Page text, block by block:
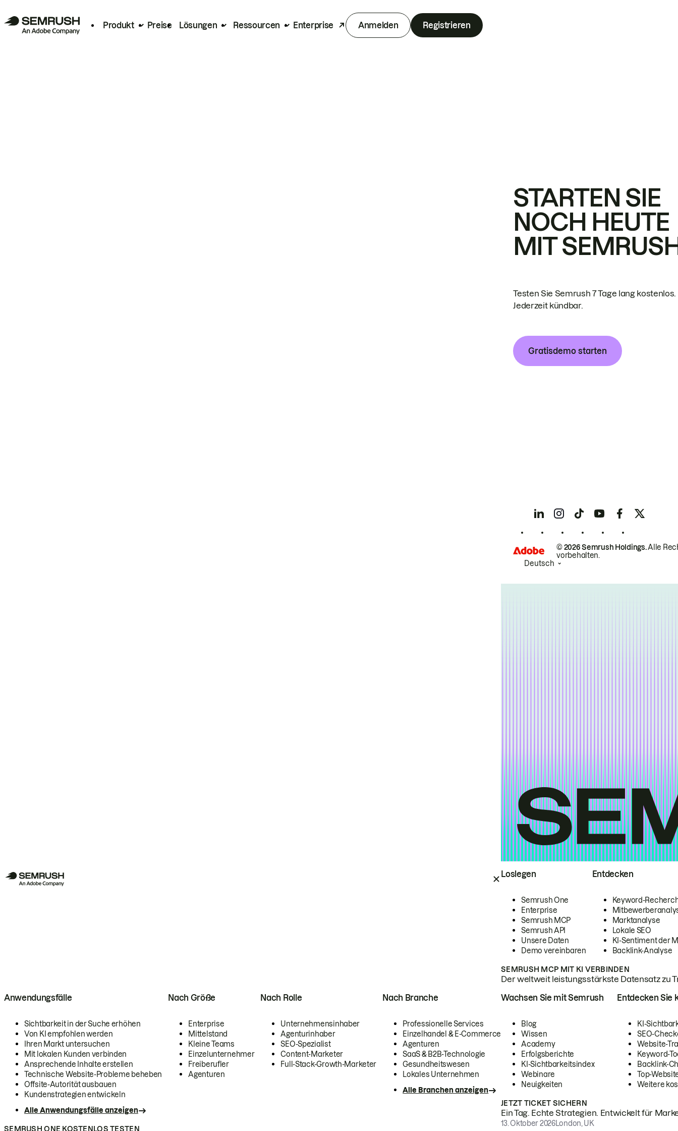
Produkt Preise Lösungen Ressourcen Enterprise Anmelden Registrieren
Loslegen
Semrush One
Enterprise
Semrush MCP
Semrush API
Unsere Daten
Demo vereinbaren
Entdecken
Keyword-
Marktanalyse
Lokale SEO
KI-Sentiment der
Backlink-Analyse
SEMRUSH MCP MIT KI VERBINDEN
Der weltweit leistungsstärkste Datensatz zu
Anwendungsfälle
Sichtbarkeit in der Suche erhöhen
Von KI empfohlen werden
Ihren Markt untersuchen
Mit lokalen Kunden verbinden
Ansprechende Inhalte erstellen
Technische Website-Probleme beheben
Offsite-Autorität ausbauen
Kundenstrategien entwickeln
Alle Anwendungsfälle anzeigen
Nach Größe
Enterprise
Mittelstand
Kleine Teams
Einzelunternehmer
Freiberufler
Agenturen
Nach Rolle
Unternehmensinhaber
Agenturinhaber
SEO-Spezialist
Content-Marketer
Full-Stack-Growth-Marketer
Nach Branche
Professionelle Services
Einzelhandel & E-Commerce
Agenturen
SaaS & B2B-Technologie
Gesundheitswesen
Lokales Unternehmen
Alle Branchen anzeigen
SEMRUSH ONE KOSTENLOS TESTEN
Wachsen Sie mit Semrush
Blog
Wissen
Academy
Erfolgsberichte
KI-Sichtbarkeitsindex
Webinare
Neuigkeiten
Entdecken Sie
KI-
SEO-
Website-
Keyword-
Backlink-
Top-
Weitere
JETZT TICKET SICHERN
Ein Tag. Echte Strategien. Entwickelt für
13. Oktober 2026London, UK
STARTEN SIE
NOCH HEUTE
MIT
Testen Sie Semrush 7 Tage lang kostenlos.
Jederzeit kündbar.
Gratisdemo starten
© 2026 Semrush Holdings.Alle
vorbehalten.
Deutsch